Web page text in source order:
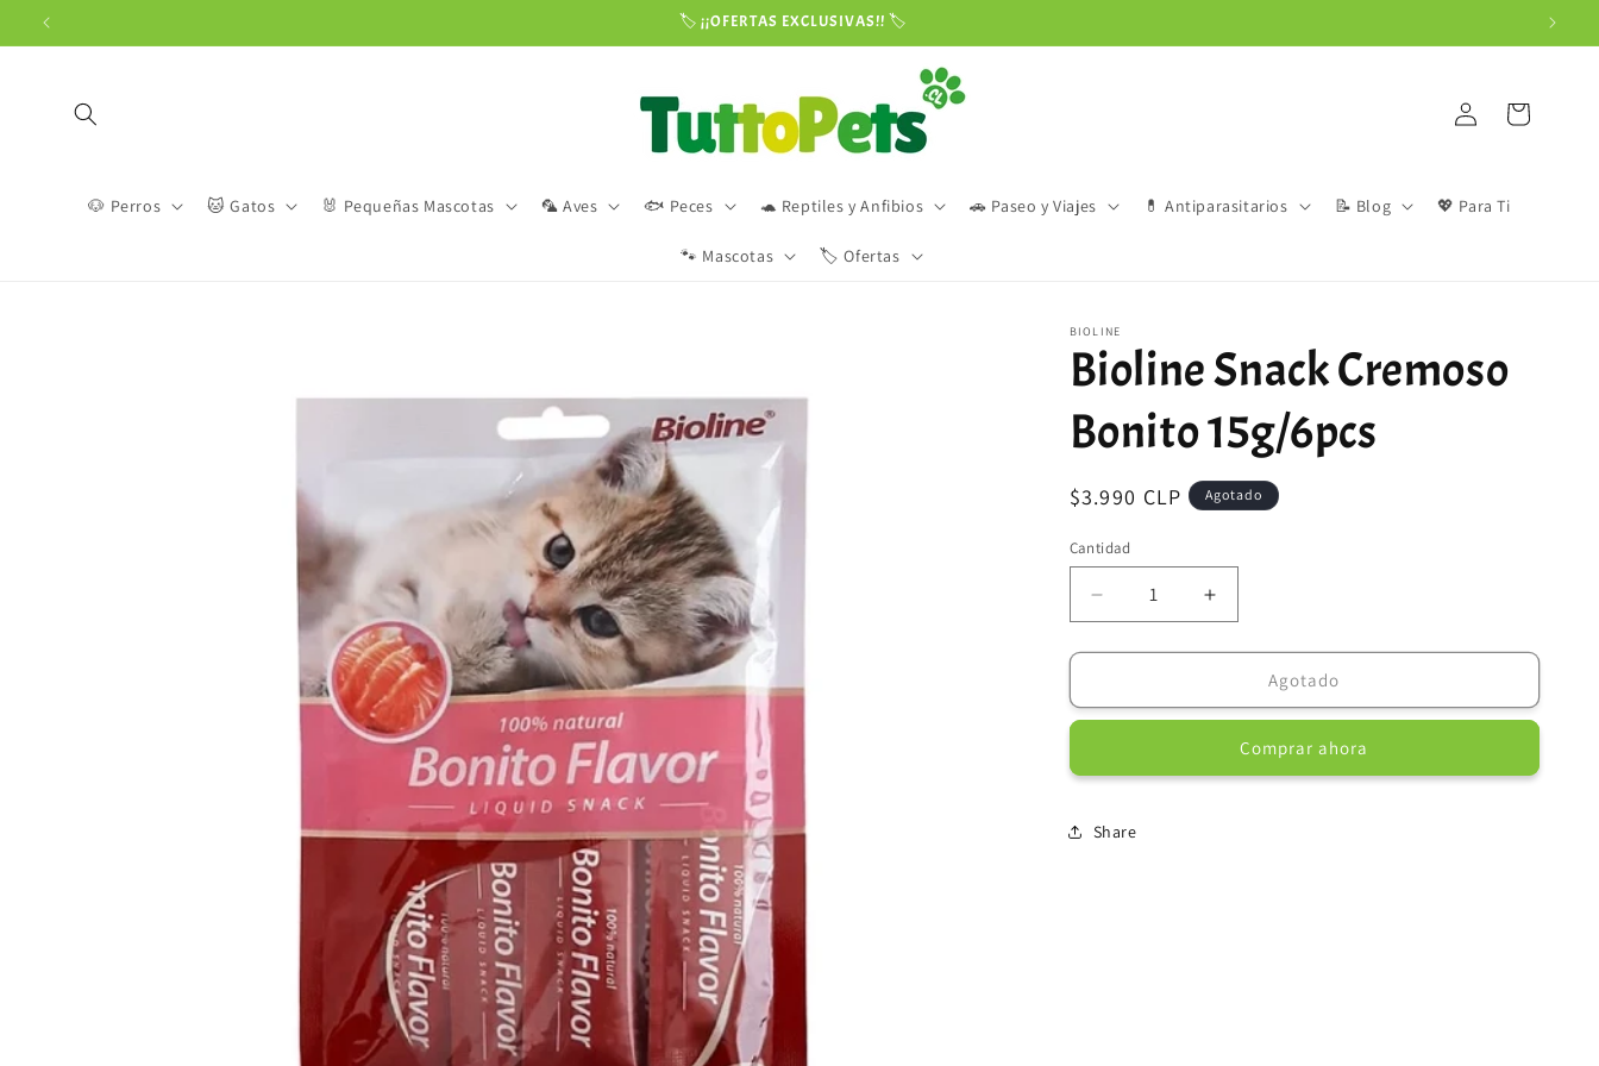
directamente
al contenido
🏷️ ¡¡OFERTAS EXCLUSIVAS!! 🏷️
🐶 Perros 🐱 Gatos 🐰 Pequeñas Mascotas 🦜 Aves 🐟 Peces 🐢 Reptiles y Anfibios 🚗 Paseo y Viajes 💊 Antiparasitarios 📝 Blog 💖 Para Ti
🐾 Mascotas 🏷️ Ofertas
sesión
Carrito
BIOLINE
Bioline Snack Cremoso
Bonito 15g/6pcs
Precio
$3.990 CLP Agotado
Cantidad
Reducir
cantidad
para
Snack
15g/6pcs
Aumentar
cantidad
para
Bioline
Snack
Bonito
15g/6pcs
Agotado
Comprar ahora
Share